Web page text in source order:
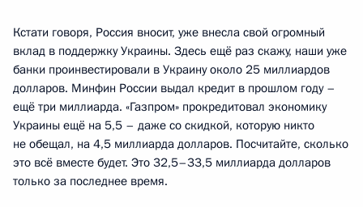
Кстати говоря, Россия вносит, уже внесла свой огромный
вклад в поддержку Украины. Здесь ещё раз скажу, наши уже
банки проинвестировали в Украину около 25 миллиардов
долларов. Минфин России выдал кредит в прошлом году –
ещё три миллиарда. «Газпром» прокредитовал экономику
Украины ещё на 5,5 – даже со скидкой, которую никто
не обещал, на 4,5 миллиарда долларов. Посчитайте, сколько
это всё вместе будет. Это 32,5–33,5 миллиарда долларов
только за последнее время.